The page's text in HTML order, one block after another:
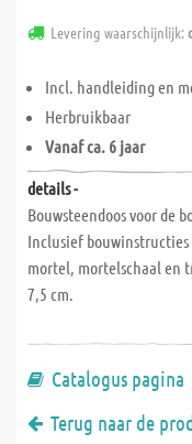
Levering waarschijnlijk:
Incl. handleiding en
Herbruikbaar
Vanaf ca. 6 jaar
details -
Bouwsteendoos voor de
Inclusief bouwinstructies
mortel, mortelschaal en
7,5 cm.
Catalogus pagina
Terug naar de